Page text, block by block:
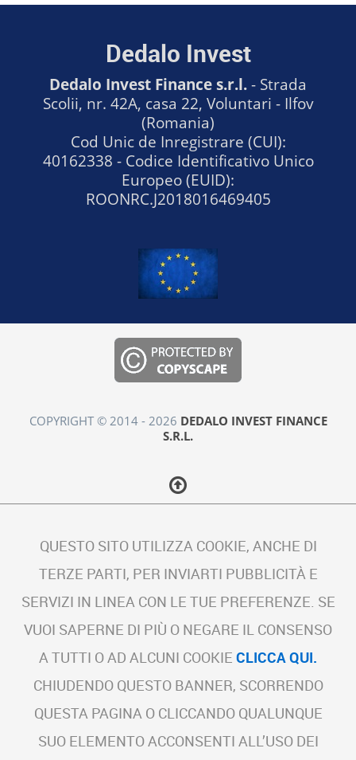
Dedalo Invest
Dedalo Invest Finance s.r.l.- Strada
Scolii, nr. 42A, casa 22, Voluntari - Ilfov
(Romania)
Cod Unic de Inregistrare (CUI):
40162338 - Codice Identificativo Unico
Europeo (EUID):
ROONRC.J2018016469405
COPYRIGHT © 2014 - 2026 DEDALO INVEST FINANCE
S.R.L.
QUESTO SITO UTILIZZA COOKIE, ANCHE DI
TERZE PARTI, PER INVIARTI PUBBLICITÀ E
SERVIZI IN LINEA CON LE TUE PREFERENZE. SE
VUOI SAPERNE DI PIÙ O NEGARE IL CONSENSO
A TUTTI O AD ALCUNI COOKIE CLICCA QUI.
CHIUDENDO QUESTO BANNER, SCORRENDO
QUESTA PAGINA O CLICCANDO QUALUNQUE
SUO ELEMENTO ACCONSENTI ALL’USO DEI